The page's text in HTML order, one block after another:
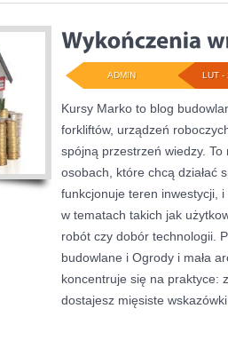
LUT -
ADMIN
Kursy Marko to blog
forkliftów, urządzeń
spójną przestrzeń wiedzy.
osobach, które chcą działać
funkcjonuje teren inwestycji,
w tematach takich jak
robót czy dobór technologii.
budowlane i Ogrody i mała
koncentruje się na praktyce:
dostajesz mięsiste